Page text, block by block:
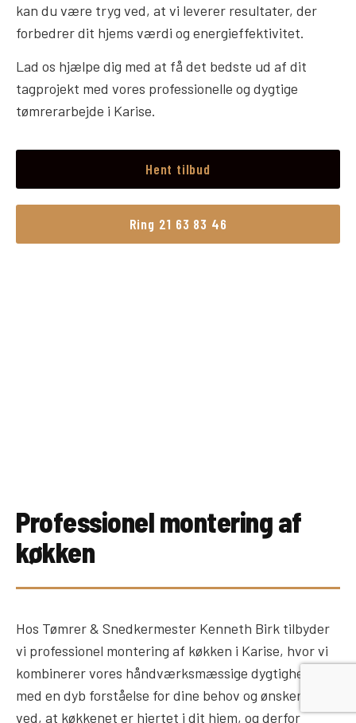
kan du være tryg ved, at vi leverer resultater, der
forbedrer dit hjems værdi og energieffektivitet.
Lad os hjælpe dig med at få det bedste ud af dit
tagprojekt med vores professionelle og dygtige
tømrerarbejde i Karise.
Hent tilbud
Ring 21 63 83 46
Professionel montering af
køkken
Hos Tømrer & Snedkermester Kenneth Birk tilbyder
vi professionel montering af køkken i Karise, hvor vi
kombinerer vores håndværksmæssige dygtighed
med en dyb forståelse for dine behov og ønsker. Vi
ved, at køkkenet er hjertet i dit hjem, og derfor